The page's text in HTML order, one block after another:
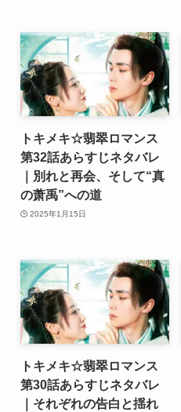
トキメキ☆翡翠ロマンス
第32話あらすじネタバレ
｜別れと再会、そして“真
の萧禹”への道
2025年1月15日
トキメキ☆翡翠ロマンス
第30話あらすじネタバレ
｜それぞれの告白と揺れ